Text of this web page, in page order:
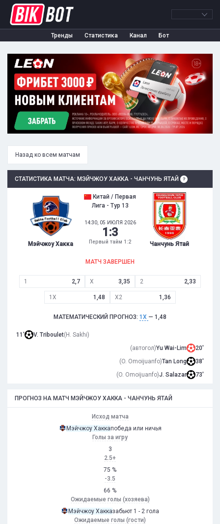
Тренды Статистика Канал Бот
Назад ко всем матчам
СТАТИСТИКА МАТЧА: МЭЙЧЖОУ ХАККА - ЧАНЧУНЬ ЯТАЙ
Мэйчжоу Хакка
Китай / Первая
Лига - Тур 13
14:30, 05 ИЮЛЯ 2026
1 :3
Первый тайм 1:2 Чанчунь Ятай
МАТЧ ЗАВЕРШЕН
1 2,7 X 3,35 2 2,33
1X 1,48 X2 1,36
МАТЕМАТИЧЕСКИЙ ПРОГНОЗ: 1X — 1,48
11' V. Triboulet(H. Sakhi)
(автогол)Yu Wai-Lim
20'
(O. Omoijuanfo)Tan Long
38'
(O. Omoijuanfo)J. Salazar 73'
ПРОГНОЗ НА МАТЧ МЭЙЧЖОУ ХАККА - ЧАНЧУНЬ ЯТАЙ
Исход матча
Мэйчжоу Хаккапобеда или ничья
Голы за игру
3
2.5+
75 %
-3.5
66 %
Ожидаемые голы (хозяева)
Мэйчжоу Хакказабьют 1 - 2 гола
Ожидаемые голы (гости)